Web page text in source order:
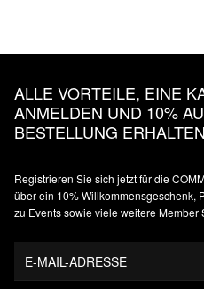
ALLE VORTEILE, EINE
ANMELDEN UND 10%
BESTELLUNG ERHALTEN
Registrieren Sie sich jetzt für die
über ein 10% Willkommensgeschenk,
zu Events sowie viele weitere Member
E-MAIL-ADRESSE